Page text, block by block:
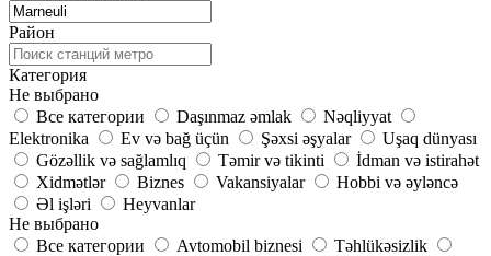
Район
Категория
Не выбрано
Все категории
Daşınmaz əmlak
Nəqliyyat
Elektronika
Ev və bağ üçün Şəxsi əşyalar
Uşaq dünyası
Gözəllik və sağlamlıq
Təmir və tikinti
İdman və istirahət
Xidmətlər
Biznes Vakansiyalar
Hobbi və əyləncə
Əl işləri
Heyvanlar
Не выбрано
Все категории
Avtomobil biznesi
Təhlükəsizlik